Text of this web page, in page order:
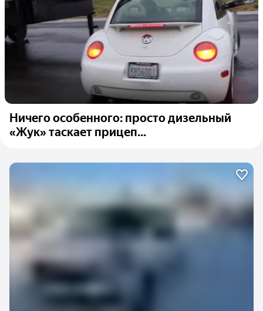
Ничего особенного: просто дизельный
«Жук» таскает прицеп...